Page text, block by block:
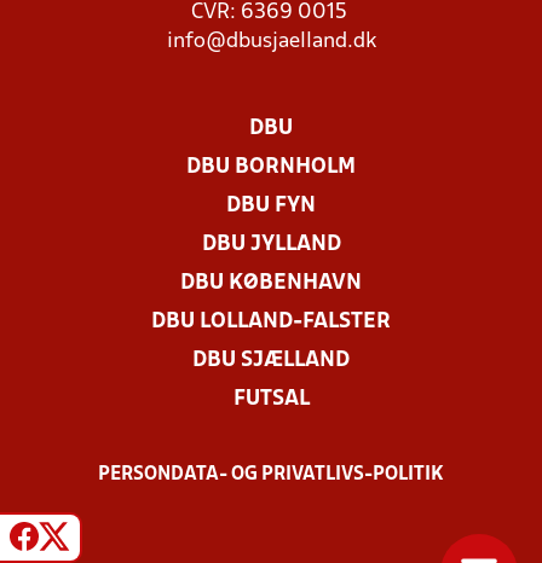
CVR: 6369 0015
info@dbusjaelland.dk
DBU
DBU BORNHOLM
DBU FYN
DBU JYLLAND
DBU KØBENHAVN
DBU LOLLAND-FALSTER
DBU SJÆLLAND
FUTSAL
PERSONDATA- OG PRIVATLIVS-POLITIK